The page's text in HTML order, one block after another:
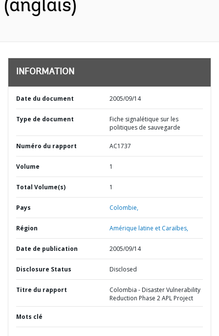
(anglais)
INFORMATION
Date du document 2005/09/14
Type de document
Fiche signalétique sur les
politiques de sauvegarde
Numéro du rapport AC1737
Volume 1
Total Volume(s) 1
Pays Colombie,
Région Amérique latine et Caraïbes,
Date de publication 2005/09/14
Disclosure Status Disclosed
Titre du rapport
Colombia - Disaster Vulnerability
Reduction Phase 2 APL Project
Mots clé